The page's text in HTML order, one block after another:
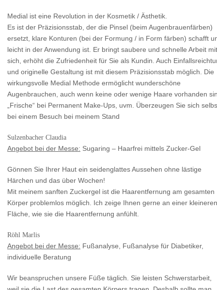
Medial ist eine Revolution in der Kosmetik / Ästhetik.
Es ist der Präzisionsstab, der die Pinsel (beim Augenbrauenfärben)
ersetzt, klare Konturen (bei der Formung / in Form färben) schafft
leicht in der Anwendung ist. Er bringt saubere und schnelle Arbeit mit
sich, erhöht die Zufriedenheit für Sie als Kundin. Auch
und originelle Gestaltung ist mit diesem Präzisionsstab möglich. Die
wirkungsvolle Medial Methode ermöglicht wunderschöne
Augenbrauchen, auch wenn keine oder wenige Haare vorhanden
„Frische“ bei Permanent Make-Ups, uvm. Überzeugen Sie sich
bei einem Besuch bei meinem Stand
Sulzenbacher Claudia
Angebot bei der Messe: Sugaring – Haarfrei mittels Zucker-Gel
Gönnen Sie Ihrer Haut ein seidenglattes Aussehen ohne lästige
Härchen und das über Wochen!
Mit meinem sanften Zuckergel ist die Haarentfernung am gesamten
Körper problemlos möglich. Ich zeige Ihnen gerne an einer kleineren
Fläche, wie sie die Haarentfernung anfühlt.
Röhl Marlis
Angebot bei der Messe: Fußanalyse, Fußanalyse für Diabetiker,
individuelle Beratung
Wir beanspruchen unsere Füße täglich. Sie leisten Schwerstarbeit,